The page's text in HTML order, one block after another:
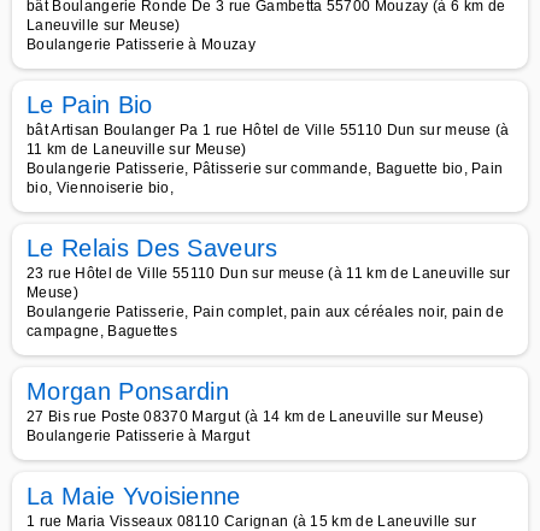
bât Boulangerie Ronde De 3 rue Gambetta 55700 Mouzay (à 6 km de
Laneuville sur Meuse)
Boulangerie Patisserie à Mouzay
Le Pain Bio
bât Artisan Boulanger Pa 1 rue Hôtel de Ville 55110 Dun sur meuse (à
11 km de Laneuville sur Meuse)
Boulangerie Patisserie, Pâtisserie sur commande, Baguette bio, Pain
bio, Viennoiserie bio,
Le Relais Des Saveurs
23 rue Hôtel de Ville 55110 Dun sur meuse (à 11 km de Laneuville sur
Meuse)
Boulangerie Patisserie, Pain complet, pain aux céréales noir, pain de
campagne, Baguettes
Morgan Ponsardin
27 Bis rue Poste 08370 Margut (à 14 km de Laneuville sur Meuse)
Boulangerie Patisserie à Margut
La Maie Yvoisienne
1 rue Maria Visseaux 08110 Carignan (à 15 km de Laneuville sur